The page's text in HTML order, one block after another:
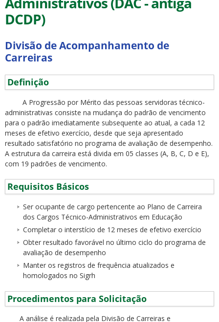
DCDP)
Divisão de Acompanhamento de
Carreiras
Definição
A Progressão por Mérito das pessoas servidoras técnico-
administrativas consiste na mudança do padrão de vencimento
para o padrão imediatamente subsequente ao atual, a cada 12
meses de efetivo exercício, desde que seja apresentado
resultado satisfatório no programa de avaliação de desempenho.
A estrutura da carreira está divida em 05 classes (A, B, C, D e E),
com 19 padrões de vencimento.
Requisitos Básicos
Ser ocupante de cargo pertencente ao Plano de Carreira
dos Cargos Técnico-Administrativos em Educação
Completar o interstício de 12 meses de efetivo exercício
Obter resultado favorável no último ciclo do programa de
avaliação de desempenho
Manter os registros de frequência atualizados e
homologados no Sigrh
Procedimentos para Solicitação
A análise é realizada pela Divisão de Carreiras e